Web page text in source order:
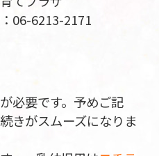
06-6213-2171
必要です。予めご記
きがスムーズになりま